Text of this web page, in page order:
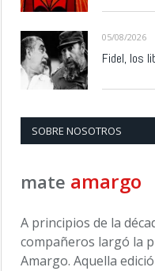
05/08/2026
Fidel, los
SOBRE NOSOTROS
mate amargo
A principios de la
compañeros largó la
Amargo. Aquella